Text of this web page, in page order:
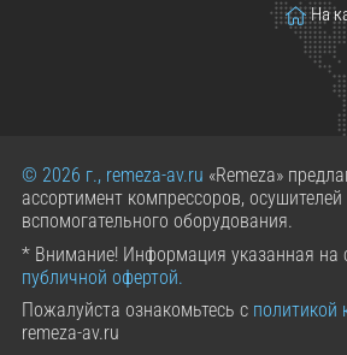
На
© 2026 г., remeza-av.ru «Remeza»
ассортимент компрессоров, осушителей
вспомогательного оборудования.
* Внимание! Информация указанная на
публичной офертой.
Пожалуйста ознакомьтесь с политикой
remeza-av.ru